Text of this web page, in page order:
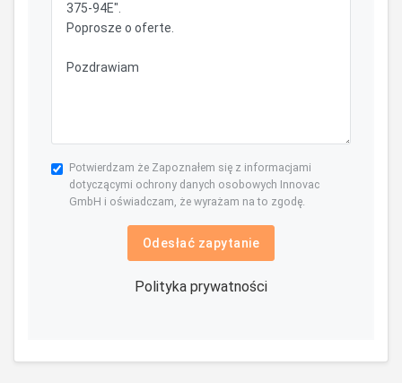
Potwierdzam że Zapoznałem się z informacjami
dotyczącymi ochrony danych osobowych Innovac
GmbH i oświadczam, że wyrażam na to zgodę.
Odesłać zapytanie
Polityka prywatności